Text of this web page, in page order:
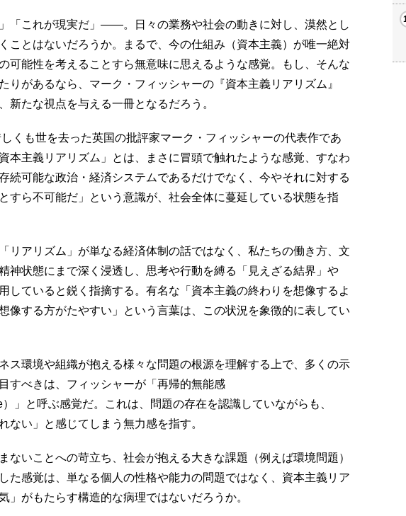
」「これが現実だ」――。日々の業務や社会の動きに対し、漠然とし
ことはないだろうか。まるで、今の仕組み（資本主義）が唯一絶対
可能性を考えることすら無意味に思えるような感覚。もし、そんな
りがあるなら、マーク・フィッシャーの『資本主義リアリズム』
新たな視点を与える一冊となるだろう。
くも世を去った英国の批評家マーク・フィッシャーの代表作であ
本主義リアリズム」とは、まさに冒頭で触れたような感覚、すなわ
続可能な政治・経済システムであるだけでなく、今やそれに対する
すら不可能だ」という意識が、社会全体に蔓延している状態を指
リアリズム」が単なる経済体制の話ではなく、私たちの働き方、文
神状態にまで深く浸透し、思考や行動を縛る「見えざる結界」や
していると鋭く指摘する。有名な「資本主義の終わりを想像するよ
像する方がたやすい」という言葉は、この状況を象徴的に表してい
ス環境や組織が抱える様々な問題の根源を理解する上で、多くの示
すべきは、フィッシャーが「再帰的無能感
）」と呼ぶ感覚だ。これは、問題の存在を認識していながらも、
ない」と感じてしまう無力感を指す。
ないことへの苛立ち、社会が抱える大きな課題（例えば環境問題）
た感覚は、単なる個人の性格や能力の問題ではなく、資本主義リア
」がもたらす構造的な病理ではないだろうか。